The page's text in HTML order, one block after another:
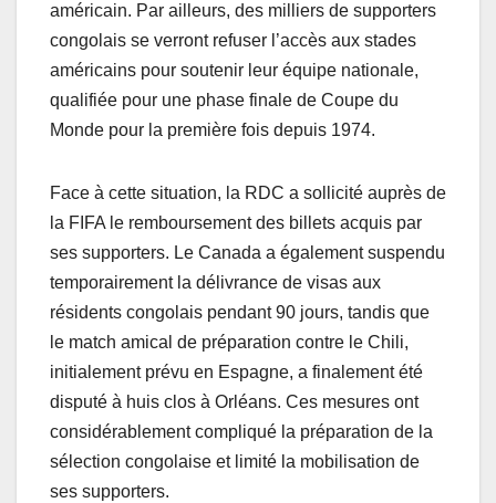
américain. Par ailleurs, des milliers de supporters
congolais se verront refuser l’accès aux stades
américains pour soutenir leur équipe nationale,
qualifiée pour une phase finale de Coupe du
Monde pour la première fois depuis 1974.
Face à cette situation, la RDC a sollicité auprès de
la FIFA le remboursement des billets acquis par
ses supporters. Le Canada a également suspendu
temporairement la délivrance de visas aux
résidents congolais pendant 90 jours, tandis que
le match amical de préparation contre le Chili,
initialement prévu en Espagne, a finalement été
disputé à huis clos à Orléans. Ces mesures ont
considérablement compliqué la préparation de la
sélection congolaise et limité la mobilisation de
ses supporters.